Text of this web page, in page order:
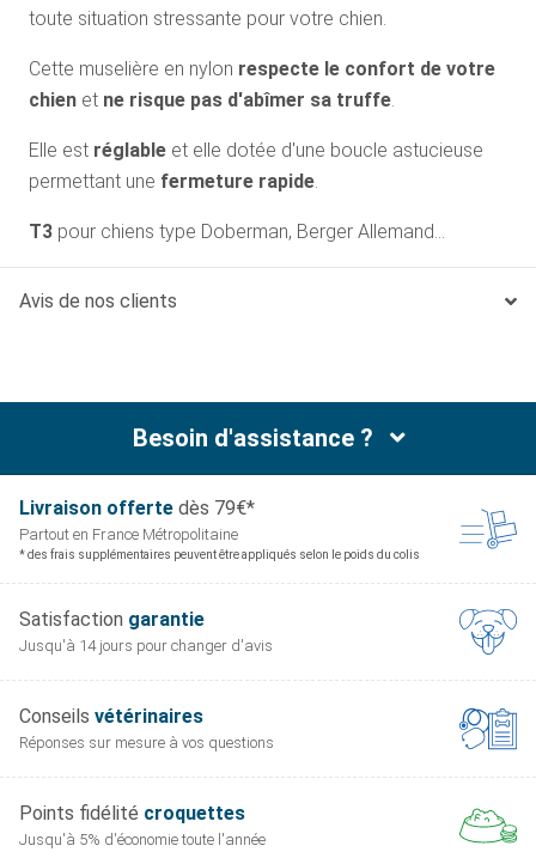
toute situation stressante pour votre chien.
Cette muselière en nylon respecte le confort de votre
chien et ne risque pas d'abîmer sa truffe
Elle est réglable et elle dotée d'une boucle astucieuse
permettant une fermeture rapide
T3 pour chiens type Doberman, Berger Allemand...
Avis de nos clients
Besoin d'assistance ?
Livraison offerte dès 79€*
Partout en France Métropolitaine
* des frais supplémentaires peuvent être appliqués selon le poids du colis
Satisfaction garantie
Jusqu'à 14 jours pour changer d'avis
Conseils vétérinaires
Réponses sur mesure à vos questions
Points fidélité croquettes
Jusqu'à 5% d'économie toute l'année